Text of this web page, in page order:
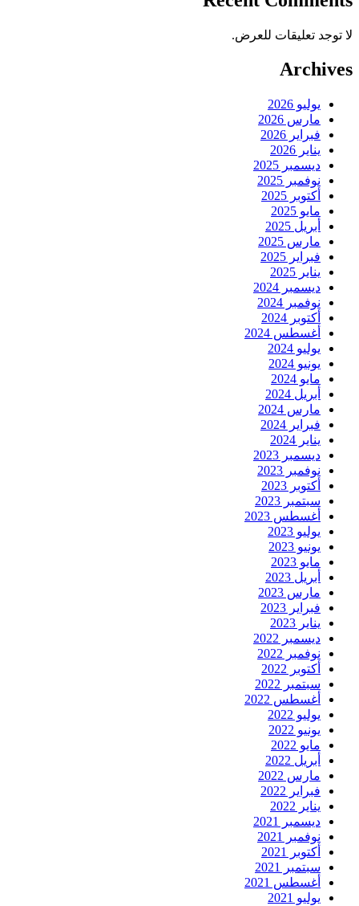
لا توجد تعليقات للعرض.
Archives
يوليو 2026
مارس 2026
فبراير 2026
يناير 2026
ديسمبر 2025
نوفمبر 2025
أكتوبر 2025
مايو 2025
أبريل 2025
مارس 2025
فبراير 2025
يناير 2025
ديسمبر 2024
نوفمبر 2024
أكتوبر 2024
أغسطس 2024
يوليو 2024
يونيو 2024
مايو 2024
أبريل 2024
مارس 2024
فبراير 2024
يناير 2024
ديسمبر 2023
نوفمبر 2023
أكتوبر 2023
سبتمبر 2023
أغسطس 2023
يوليو 2023
يونيو 2023
مايو 2023
أبريل 2023
مارس 2023
فبراير 2023
يناير 2023
ديسمبر 2022
نوفمبر 2022
أكتوبر 2022
سبتمبر 2022
أغسطس 2022
يوليو 2022
يونيو 2022
مايو 2022
أبريل 2022
مارس 2022
فبراير 2022
يناير 2022
ديسمبر 2021
نوفمبر 2021
أكتوبر 2021
سبتمبر 2021
أغسطس 2021
يوليو 2021